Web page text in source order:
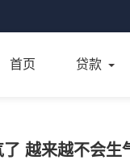
首页 贷款
越来越不会生